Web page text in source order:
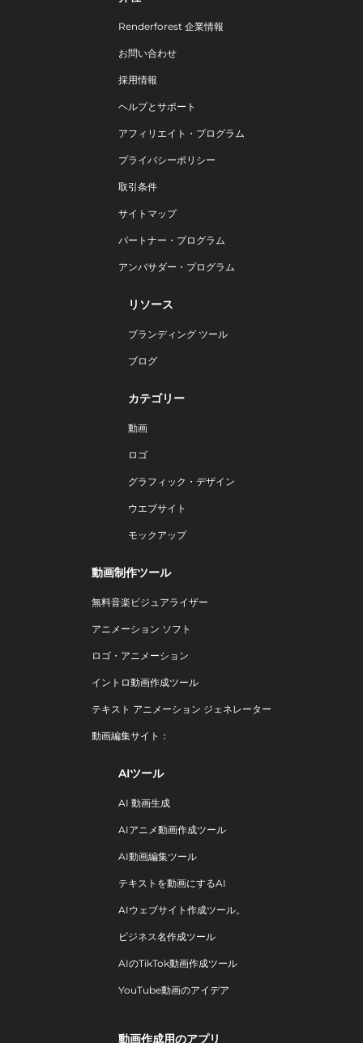
Renderforest 企業情報
お問い合わせ
採用情報
ヘルプとサポート
アフィリエイト・プログラム
プライバシーポリシー
取引条件
サイトマップ
パートナー・プログラム
アンバサダー・プログラム
リソース
ブランディング ツール
ブログ
カテゴリー
動画
ロゴ
グラフィック・デザイン
ウエブサイト
モックアップ
動画制作ツール
無料音楽ビジュアライザー
アニメーション ソフト
ロゴ・アニメーション
イントロ動画作成ツール
テキスト アニメーション ジェネレーター
動画編集サイト：
AIツール
AI 動画生成
AIアニメ動画作成ツール
AI動画編集ツール
テキストを動画にするAI
AIウェブサイト作成ツール。
ビジネス名作成ツール
AIのTikTok動画作成ツール
YouTube動画のアイデア
動画作成用のアプリ